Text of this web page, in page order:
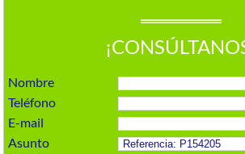
Nombre
Teléfono
E-mail
Asunto